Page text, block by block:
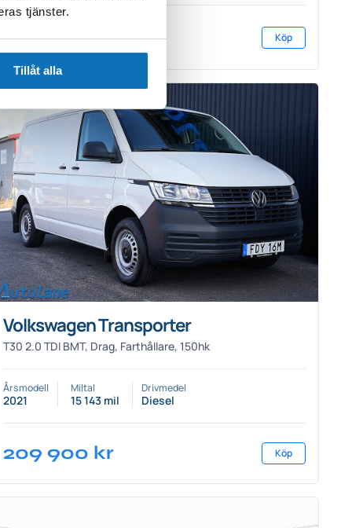
tjänster.
Tillåt alla
Köp
Volkswagen Transporter
T30 2.0 TDI BMT, Drag, Farthållare, 150hk
Årsmodell
2021
Miltal
15 143 mil
Drivmedel
Diesel
209 900 kr Köp